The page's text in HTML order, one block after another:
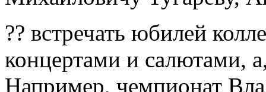
?? встречать юбилей
концертами и салютами,
Например, чемпионат